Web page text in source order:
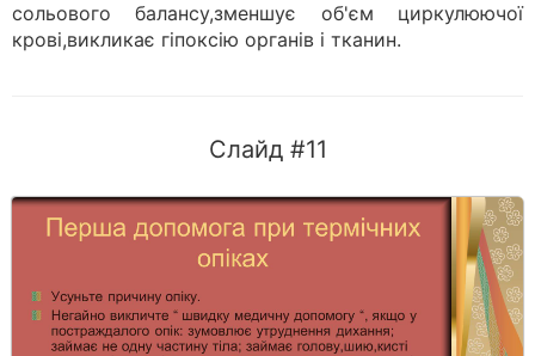
сольового балансу,зменшує об'єм циркулюючої
крові,викликає гіпоксію органів і тканин.
Слайд #11